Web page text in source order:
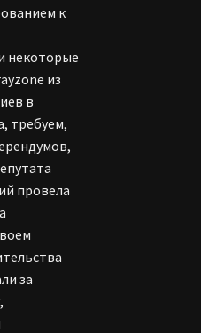
к
некоторые
из
в
требуем,
провела
за